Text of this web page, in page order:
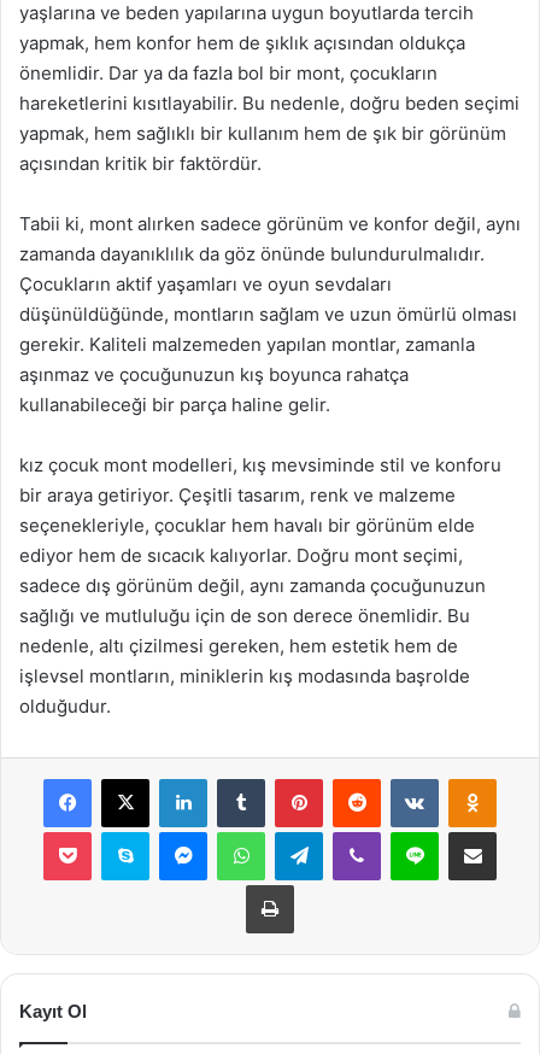
yaşlarına ve beden yapılarına uygun boyutlarda tercih
yapmak, hem konfor hem de şıklık açısından oldukça
önemlidir. Dar ya da fazla bol bir mont, çocukların
hareketlerini kısıtlayabilir. Bu nedenle, doğru beden seçimi
yapmak, hem sağlıklı bir kullanım hem de şık bir görünüm
açısından kritik bir faktördür.
Tabii ki, mont alırken sadece görünüm ve konfor değil, aynı
zamanda dayanıklılık da göz önünde bulundurulmalıdır.
Çocukların aktif yaşamları ve oyun sevdaları
düşünüldüğünde, montların sağlam ve uzun ömürlü olması
gerekir. Kaliteli malzemeden yapılan montlar, zamanla
aşınmaz ve çocuğunuzun kış boyunca rahatça
kullanabileceği bir parça haline gelir.
kız çocuk mont modelleri, kış mevsiminde stil ve konforu
bir araya getiriyor. Çeşitli tasarım, renk ve malzeme
seçenekleriyle, çocuklar hem havalı bir görünüm elde
ediyor hem de sıcacık kalıyorlar. Doğru mont seçimi,
sadece dış görünüm değil, aynı zamanda çocuğunuzun
sağlığı ve mutluluğu için de son derece önemlidir. Bu
nedenle, altı çizilmesi gereken, hem estetik hem de
işlevsel montların, miniklerin kış modasında başrolde
olduğudur.
Facebook
X LinkedInTumblr PinterestReddit VKontakte
Pocket Skype MessengerWhatsAppTelegramViber Line E-Posta ile
Yazdır
Kayıt Ol